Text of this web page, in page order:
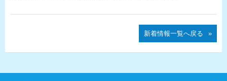
新着情報一覧へ戻る